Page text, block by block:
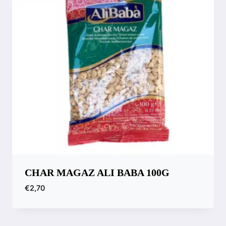
CHAR MAGAZ ALI BABA 100G
€2,70